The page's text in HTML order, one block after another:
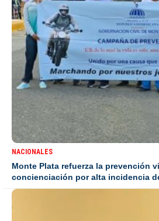
NACIONALES
Monte Plata refuerza la prevención
concienciación por alta incidencia